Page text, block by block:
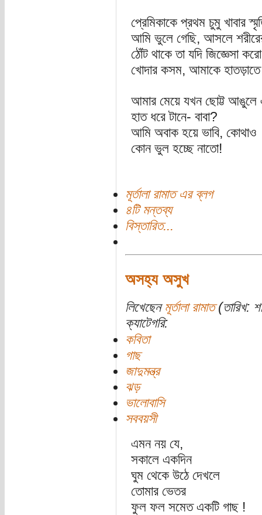
প্রেমিকাকে প্রথম চুমু খাবার
আমি ভুলে গেছি, আসলে
ঠোঁট থাকে তা যদি জিজ্ঞেসা করো
খোদার কসম, আমাকে
আমার মেয়ে যখন ছোট্ট আঙুলে
হাত ধরে টানে- বাবা?
আমি অবাক হয়ে ভাবি, কোথাও
কোন ভুল হচ্ছে নাতো!
মূর্তালা রামাত এর ব্লগ
৪টি মন্তব্য
বিস্তারিত...
অসহ্য অসুখ
লিখেছেন মূর্তালা রামাত(তারিখ:
ক্যাটেগরি:
কবিতা
গাছ
জাদুমন্ত্র
ঝড়
ভালোবাসি
সববয়সী
এমন নয় যে,
সকালে একদিন
ঘুম থেকে উঠে দেখলে
তোমার ভেতর
ফুল ফল সমেত একটি গাছ !